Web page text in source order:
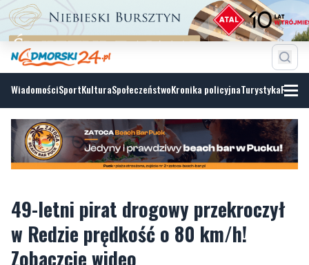
WiadomościSportKulturaSpołeczeństwoKronika policyjnaTurystyka
49-letni pirat drogowy przekroczył
w Redzie prędkość o 80 km/h!
Zobaczcie wideo